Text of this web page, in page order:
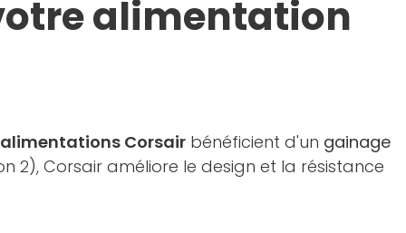
alimentation
Corsair bénéficient d'un gainage
2), Corsair améliore le design et la résistance